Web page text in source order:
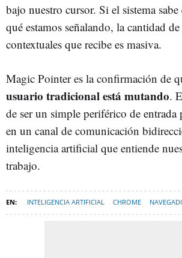
bajo nuestro cursor. Si el sistema
qué estamos señalando, la cantidad
contextuales que recibe es masiva.
Magic Pointer es la confirmación de
usuario tradicional está mutando.
de ser un simple periférico de entrada
en un canal de comunicación
inteligencia artificial que entiende
trabajo.
INTELIGENCIA ARTIFICIAL CHROME